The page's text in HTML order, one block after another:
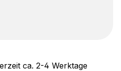
ca. 2-4 Werktage